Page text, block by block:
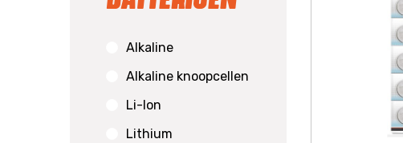
Alkaline
Alkaline knoopcellen
Li-Ion
Lithium